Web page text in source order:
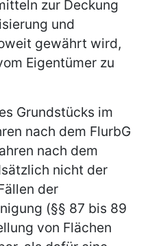
zur Deckung
und
gewährt wird,
Eigentümer zu
Grundstücks im
nach dem FlurbG
nach dem
nicht der
der
(§§ 87 bis 89
von Flächen